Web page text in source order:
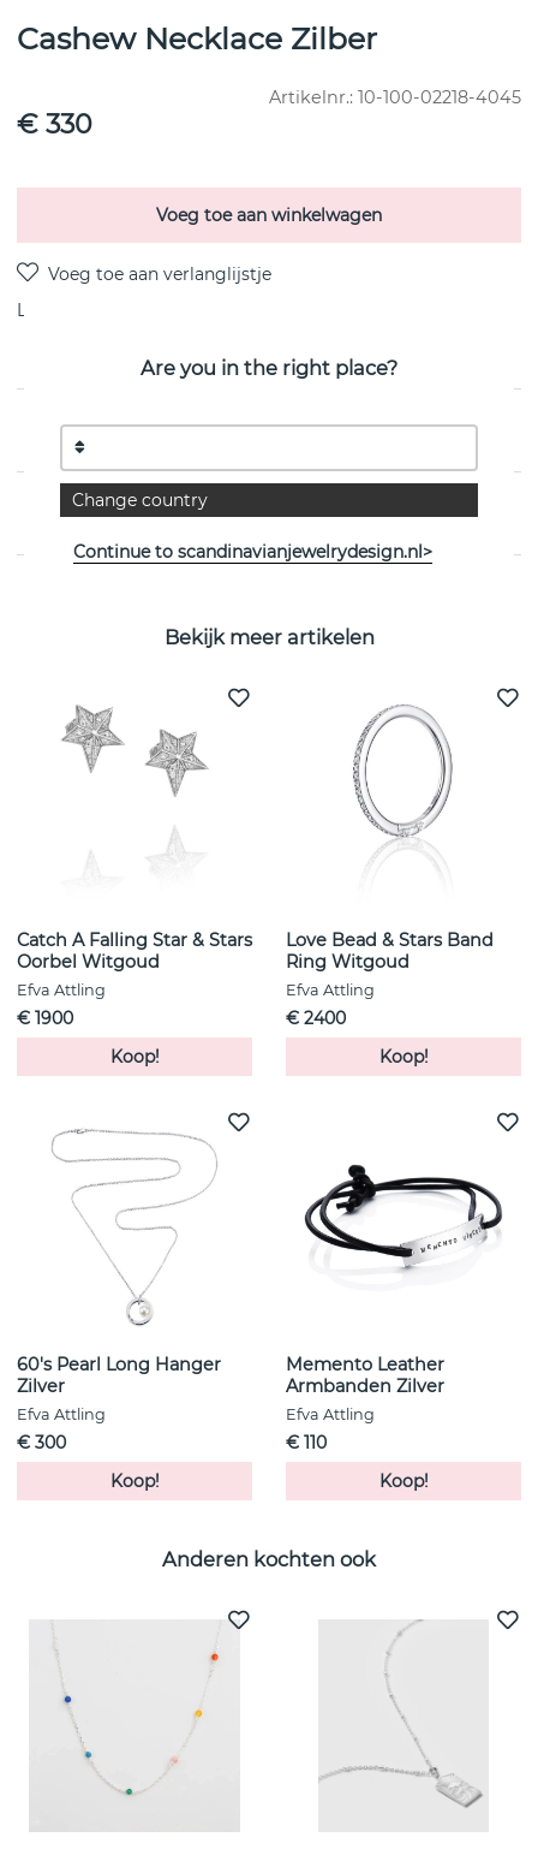
Cashew Necklace Zilber
Artikelnr.: 10-100-02218-4045
€ 330
Voeg toe aan winkelwagen
Levering:
PRODUCTOMSCHRIJVING
EIGENSCHAPPEN
Bekijk meer artikelen
Catch A Falling Star & Stars
Oorbel Witgoud
Efva Attling
€ 1900
Koop!
Love Bead & Stars Band
Ring Witgoud
Efva Attling
€ 2400
Koop!
60's Pearl Long Hanger
Zilver
Efva Attling
€ 300
Koop!
Memento Leather
Armbanden Zilver
Efva Attling
€ 110
Koop!
Anderen kochten ook
Are you in the right place?
Change country
Continue to scandinavianjewelrydesign.nl>